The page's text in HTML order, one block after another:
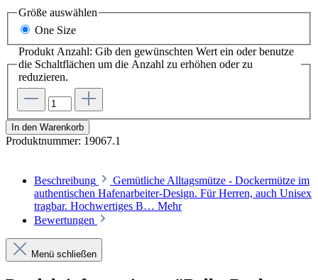
Größe auswählen
One Size
Produkt Anzahl: Gib den gewünschten Wert ein oder benutze
die Schaltflächen um die Anzahl zu erhöhen oder zu
reduzieren.
In den Warenkorb
Produktnummer: 19067.1
Beschreibung
Gemütliche Alltagsmütze - Dockermütze im
authentischen Hafenarbeiter-Design. Für Herren, auch Unisex
tragbar. Hochwertiges B… Mehr
Bewertungen
Menü schließen